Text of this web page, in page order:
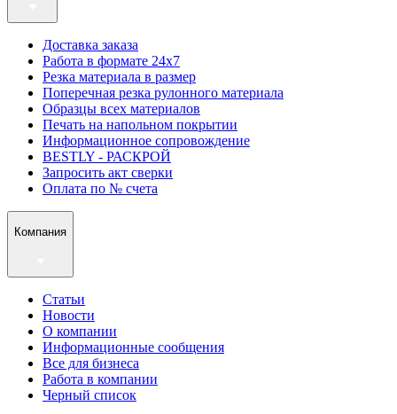
Доставка заказа
Работа в формате 24х7
Резка материала в размер
Поперечная резка рулонного материала
Образцы всех материалов
Печать на напольном покрытии
Информационное сопровождение
BESTLY - РАСКРОЙ
Запросить акт сверки
Оплата по № счета
Компания
Статьи
Новости
О компании
Информационные сообщения
Все для бизнеса
Работа в компании
Черный список